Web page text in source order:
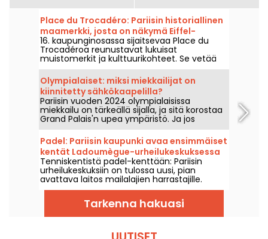
Place du Trocadéro: Pariisin historiallinen
maamerkki, josta on näkymä Eiffel-
tornille.
16. kaupunginosassa sijaitsevaa Place du
Trocadéroa reunustavat lukuisat
muistomerkit ja kulttuurikohteet. Se vetää
puoleensa sekä turisteja että elinkautisia
pariisilaisia lyömättömän näköalapaikkansa
Eiffel-tornille ansiosta.
Olympialaiset: miksi miekkailijat on
kiinnitetty sähkökaapelilla?
Pariisin vuoden 2024 olympialaisissa
miekkailu on tärkeällä sijalla, ja sitä korostaa
Grand Palais'n upea ympäristö. Ja jos
ihmettelet, miksi miekkailijat on kiinnitetty
sähkökaapeleilla, hyvä uutinen on, että
voimme selittää sen sinulle!
Padel: Pariisin kaupunki avaa ensimmäiset
kentät Ladoumègue-urheilukeskuksessa
(19. kaupunginosassa).
Tenniskentistä padel-kenttään: Pariisin
urheilukeskuksiin on tulossa uusi, pian
avattava laitos mailalajien harrastajille.
Tarkenna hakuasi